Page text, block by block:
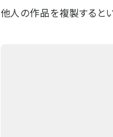
他人の作品を複製すると